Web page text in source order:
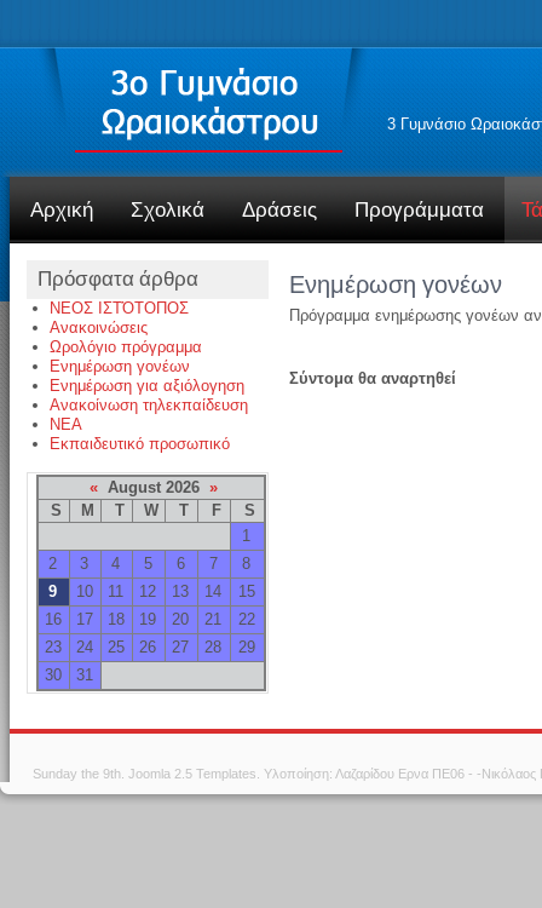
3 Γυμνάσιο
Αρχική Σχολικά Δράσεις Προγράμματα
Πρόσφατα άρθρα
ΝΕΟΣ ΙΣΤΌΤΟΠΟΣ
Ανακοινώσεις
Ωρολόγιο πρόγραμμα
Ενημέρωση γονέων
Ενημέρωση για αξιόλογηση
Ανακοίνωση τηλεκπαίδευση
NEA
Εκπαιδευτικό προσωπικό
« August 2026»
S
M T W T F
S
1
2
3 4 5 6 7
8
9
10 11 12 13 14
15
16
17 18 19 20 21
22
23
24 25 26 27 28
29
30
31
Ενημέρωση γονέων
Πρόγραμμα ενημέρωσης γονέων
Σύντομα θα αναρτηθεί
Sunday the 9th.Joomla 2.5 Templates . Υλοποίηση: Λαζαρίδου Ερνα ΠΕ06 - -